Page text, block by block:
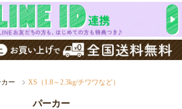
ー XS（1.8～2.3kg/チワワなど）
パーカー